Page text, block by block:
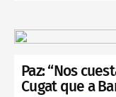
Paz: “Nos
Cugat que a